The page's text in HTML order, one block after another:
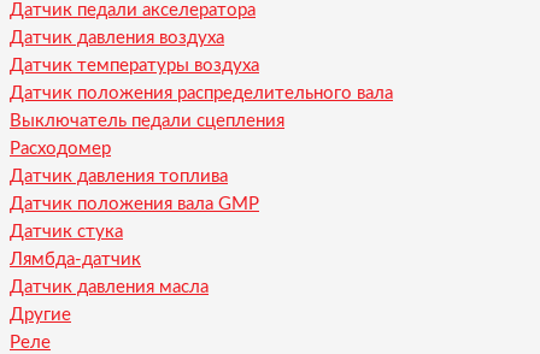
Датчик педали акселератора
Датчик давления воздуха
Датчик температуры воздуха
Датчик положения распределительного вала
Выключатель педали сцепления
Расходомер
Датчик давления топлива
Датчик положения вала GMP
Датчик стука
Лямбда-датчик
Датчик давления масла
Другие
Реле